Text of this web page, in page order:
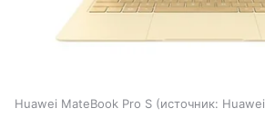
Huawei MateBook Pro S источник: Huawei